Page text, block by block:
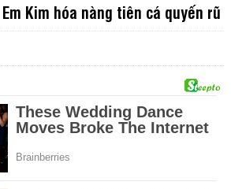
Kim hóa nàng tiên cá quyến rũ